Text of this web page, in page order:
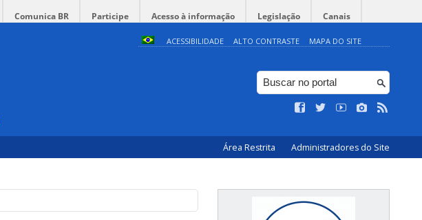
Comunica BR Participe Acesso à informação Legislação Canais
ACESSIBILIDADE ALTO CONTRASTE MAPA DO SITE
Área Restrita Administradores do Site